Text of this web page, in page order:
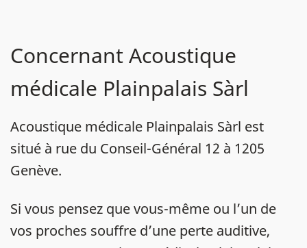
Concernant Acoustique
médicale Plainpalais Sàrl
Acoustique médicale Plainpalais Sàrl est
situé à rue du Conseil-Général 12 à 1205
Genève.
Si vous pensez que vous-même ou l’un de
vos proches souffre d’une perte auditive,